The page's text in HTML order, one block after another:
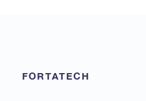
FORTATECH